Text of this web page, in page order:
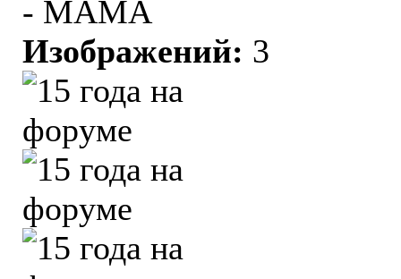
- МАМА
Изображений: 3